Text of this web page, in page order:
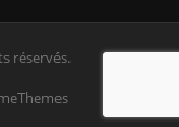
réservés.